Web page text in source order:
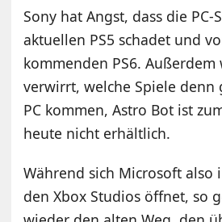
Sony hat Angst, dass die PC-
aktuellen PS5 schadet und
kommenden PS6.
verwirrt, welche Spiele denn
PC kommen, Astro Bot ist
heute nicht erhältlich.
Während sich Microsoft also
den Xbox Studios öffnet, so